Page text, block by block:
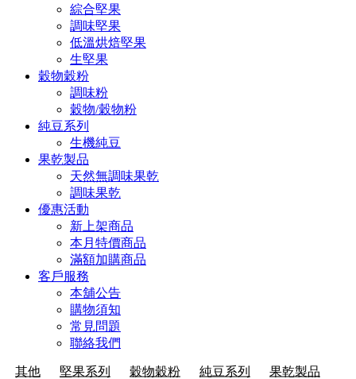
綜合堅果
調味堅果
低溫烘焙堅果
生堅果
穀物穀粉
調味粉
穀物/穀物粉
純豆系列
生機純豆
果乾製品
天然無調味果乾
調味果乾
優惠活動
新上架商品
本月特價商品
滿額加購商品
客戶服務
本舖公告
購物須知
常見問題
聯絡我們
其他 堅果系列 穀物穀粉 純豆系列 果乾製品